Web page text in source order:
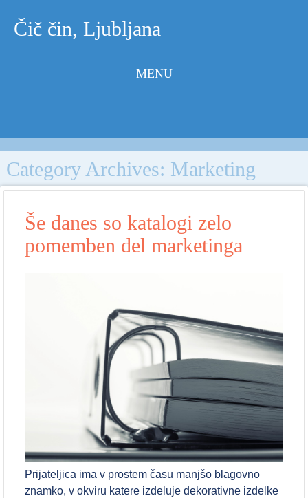
Čič čin, Ljubljana
MENU
Category Archives: Marketing
Še danes so katalogi zelo
pomemben del marketinga
Prijateljica ima v prostem času manjšo blagovno
znamko, v okviru katere izdeluje dekorativne izdelke